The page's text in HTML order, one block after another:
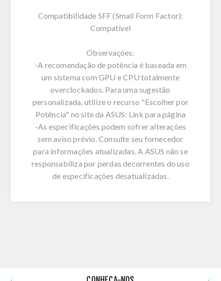
Compatibilidade SFF (Small Form Factor):
Compatível
Observações:
-A recomendação de potência é baseada em
um sistema com GPU e CPU totalmente
overclockados. Para uma sugestão
personalizada, utilize o recurso "Escolher por
Potência" no site da ASUS: Link para página
-As especificações podem sofrer alterações
sem aviso prévio. Consulte seu fornecedor
para informações atualizadas. A ASUS não se
responsabiliza por perdas decorrentes do uso
de especificações desatualizadas.